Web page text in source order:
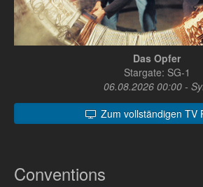
Das Opfer
Stargate: SG-1
06.08.2026 00:00 -
Zum vollständigen TV
Conventions